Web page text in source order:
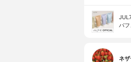
パフ
ネザ